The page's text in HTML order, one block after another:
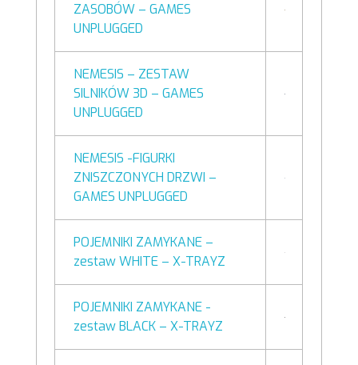
ZASOBÓW – GAMES
UNPLUGGED
NEMESIS – ZESTAW
SILNIKÓW 3D – GAMES
UNPLUGGED
NEMESIS -FIGURKI
ZNISZCZONYCH DRZWI –
GAMES UNPLUGGED
POJEMNIKI ZAMYKANE –
zestaw WHITE – X-TRAYZ
POJEMNIKI ZAMYKANE -
zestaw BLACK – X-TRAYZ